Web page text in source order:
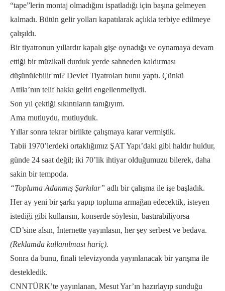
“tape”lerin montaj olmadığını ispatladığı için başına gelmeyen
kalmadı. Bütün gelir yolları kapatılarak açlıkla terbiye edilmeye
çalışıldı.
Bir tiyatronun yıllardır kapalı gişe oynadığı ve oynamaya devam
ettiği bir müzikali durduk yerde sahneden kaldırması
düşünülebilir mi? Devlet Tiyatroları bunu yaptı. Çünkü
Attila’nın telif hakkı geliri engellenmeliydi.
Son yıl çektiği sıkıntıların tanığıyım.
Ama mutluydu, mutluyduk.
Yıllar sonra tekrar birlikte çalışmaya karar vermiştik.
Tabii 1970’lerdeki ortaklığımız ŞAT Yapı’daki gibi haldır huldur,
günde 24 saat değil; iki 70’lik ihtiyar olduğumuzu bilerek, daha
sakin bir tempoda.
“Topluma Adanmış Şarkılar” adlı bir çalışma ile işe başladık.
Her ay yeni bir şarkı yapıp topluma armağan edecektik, isteyen
istediği gibi kullansın, konserde söylesin, bastırabiliyorsa
CD’sine alsın, İnternette yayınlasın, her şey serbest ve bedava.
(Reklamda kullanılması hariç).
Sonra da bunu, finali televizyonda yayınlanacak bir yarışma ile
destekledik.
CNNTÜRK’te yayınlanan, Mesut Yar’ın hazırlayıp sunduğu